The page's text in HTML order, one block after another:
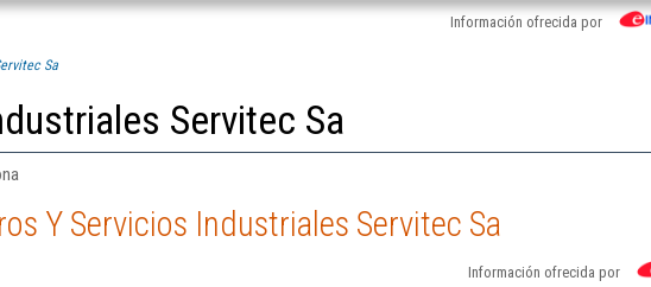
Información ofrecida por
Sa
Servitec Sa
Y Servicios Industriales Servitec Sa
Información ofrecida por